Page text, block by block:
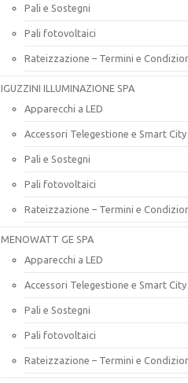
Pali e Sostegni
Pali fotovoltaici
Rateizzazione – Termini e
IGUZZINI ILLUMINAZIONE SPA
Apparecchi a LED
Accessori Telegestione e Smart City
Pali e Sostegni
Pali fotovoltaici
Rateizzazione – Termini e
MENOWATT GE SPA
Apparecchi a LED
Accessori Telegestione e Smart City
Pali e Sostegni
Pali fotovoltaici
Rateizzazione – Termini e